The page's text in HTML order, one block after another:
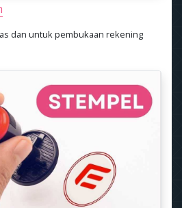
dan untuk pembukaan rekening